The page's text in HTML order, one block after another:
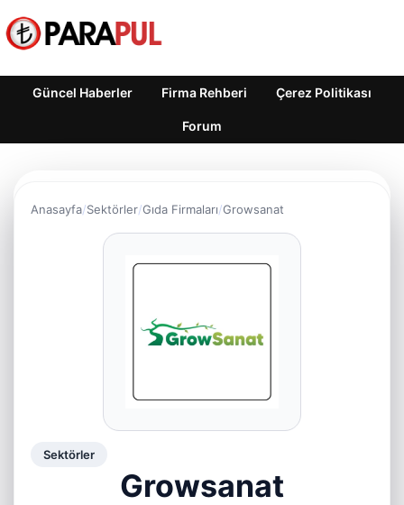
Güncel Haberler Firma Rehberi Çerez Politikası
Forum
Anasayfa Sektörler Gıda Firmaları Growsanat
Sektörler
Growsanat